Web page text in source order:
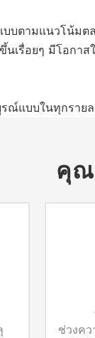
บตามแนวโน้
นเรื่อยๆ มีโอ
ณ์แบบในทุกรายล
คุณ
ช่วงค